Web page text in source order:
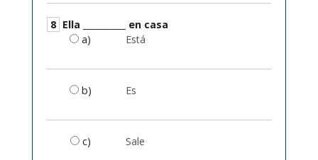
8 Ella __________ en casa
a)
Está
b) Es
c) Sale